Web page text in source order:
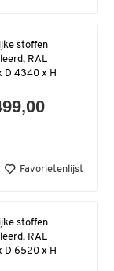
stoffen
RAL
D 4340 x H
Favorietenlijst
stoffen
RAL
D 6520 x H